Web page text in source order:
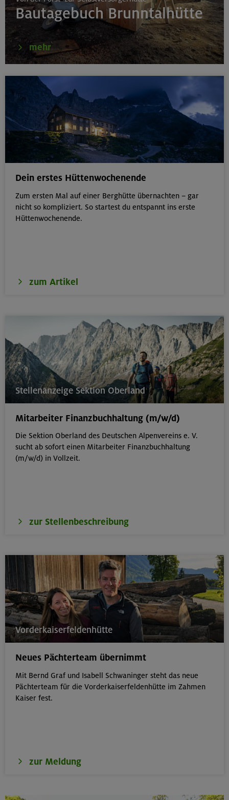
Bautagebuch Brunntalhütte
mehr
Dein erstes Hüttenwochenende
Zum ersten Mal auf einer Berghütte übernachten – gar
nicht so kompliziert. So startest du entspannt ins erste
Hüttenwochenende.
zum Artikel
Stellenanzeige Sektion Oberland
Mitarbeiter Finanzbuchhaltung (m/w/d)
Die Sektion Oberland des Deutschen Alpenvereins e. V.
sucht ab sofort einen Mitarbeiter Finanzbuchhaltung
(m/w/d) in Vollzeit.
zur Stellenbeschreibung
Vorderkaiserfeldenhütte
Neues Pächterteam übernimmt
Mit Bernd Graf und Isabell Schwaninger steht das neue
Pächterteam für die Vorderkaiserfeldenhütte im Zahmen
Kaiser fest.
zur Meldung